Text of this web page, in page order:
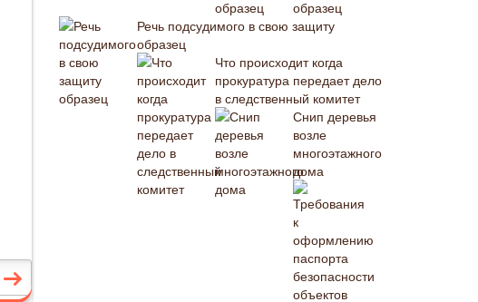
образец
Речь подсудимого в свою защиту
образец
Что происходит когда
прокуратура передает дело
в следственный комитет
Снип деревья
возле
многоэтажного
дома